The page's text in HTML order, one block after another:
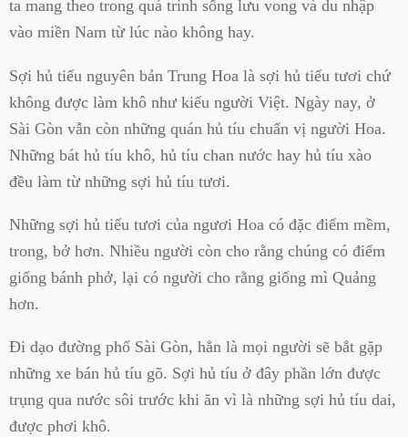
ta mang theo trong quá trình sống lưu vong và du nhập
vào miền Nam từ lúc nào không hay.
Sợi hủ tiếu nguyên bản Trung Hoa là sợi hủ tiếu tươi chứ
không được làm khô như kiểu người Việt. Ngày nay, ở
Sài Gòn vẫn còn những quán hủ tíu chuẩn vị người Hoa.
Những bát hủ tíu khô, hủ tíu chan nước hay hủ tíu xào
đều làm từ những sợi hủ tíu tươi.
Những sợi hủ tiếu tươi của ngươi Hoa có đặc điểm mềm,
trong, bở hơn. Nhiều người còn cho rằng chúng có điểm
giống bánh phở, lại có người cho rằng giống mì Quảng
hơn.
Đi dạo đường phố Sài Gòn, hẳn là mọi người sẽ bắt gặp
những xe bán hủ tíu gõ. Sợi hủ tíu ở đây phần lớn được
trụng qua nước sôi trước khi ăn vì là những sợi hủ tíu dai,
được phơi khô.